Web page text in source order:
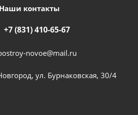
Наши контакты
+7 (831) 410-65-67
novoe@mail.ru
ул. Бурнаковская, 30/4